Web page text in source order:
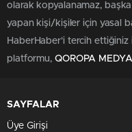
olarak kopyalanamaz, başka
yapan kişi/kişiler için yasal
HaberHaber'i tercih
platformu, QOROPA MEDYA
SAYFALAR
Üye Girişi